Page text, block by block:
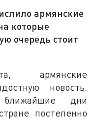
армянские
которые
очередь стоит
армянские
новость.
дни
постепенно